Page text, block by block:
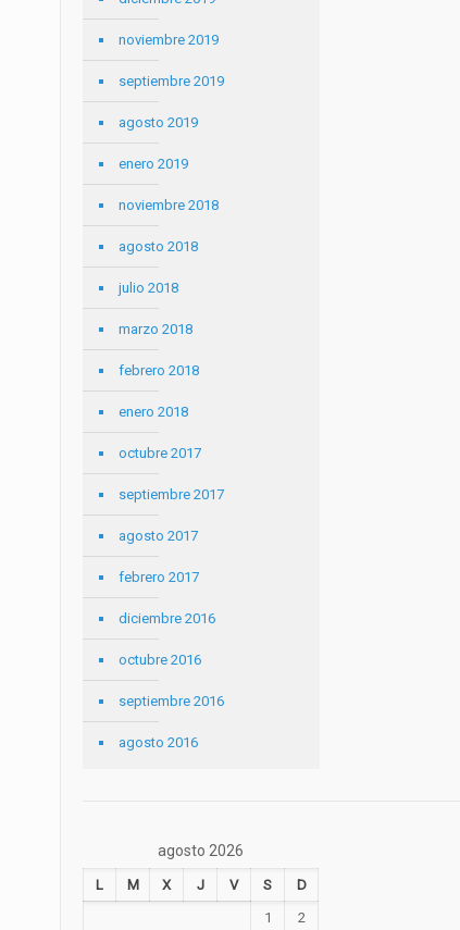
noviembre 2019
septiembre 2019
agosto 2019
enero 2019
noviembre 2018
agosto 2018
julio 2018
marzo 2018
febrero 2018
enero 2018
octubre 2017
septiembre 2017
agosto 2017
febrero 2017
diciembre 2016
octubre 2016
septiembre 2016
agosto 2016
agosto 2026
L M X J V S
D
1
2